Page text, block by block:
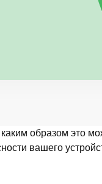
образом это
вашего